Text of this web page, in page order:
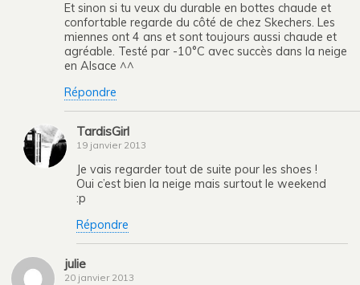
Et sinon si tu veux du durable en bottes chaude et
confortable regarde du côté de chez Skechers. Les
miennes ont 4 ans et sont toujours aussi chaude et
agréable. Testé par -10°C avec succès dans la neige
en Alsace ^^
Répondre
TardisGirl
19 janvier 2013
Je vais regarder tout de suite pour les shoes !
Oui c’est bien la neige mais surtout le weekend
:p
Répondre
julie
20 janvier 2013